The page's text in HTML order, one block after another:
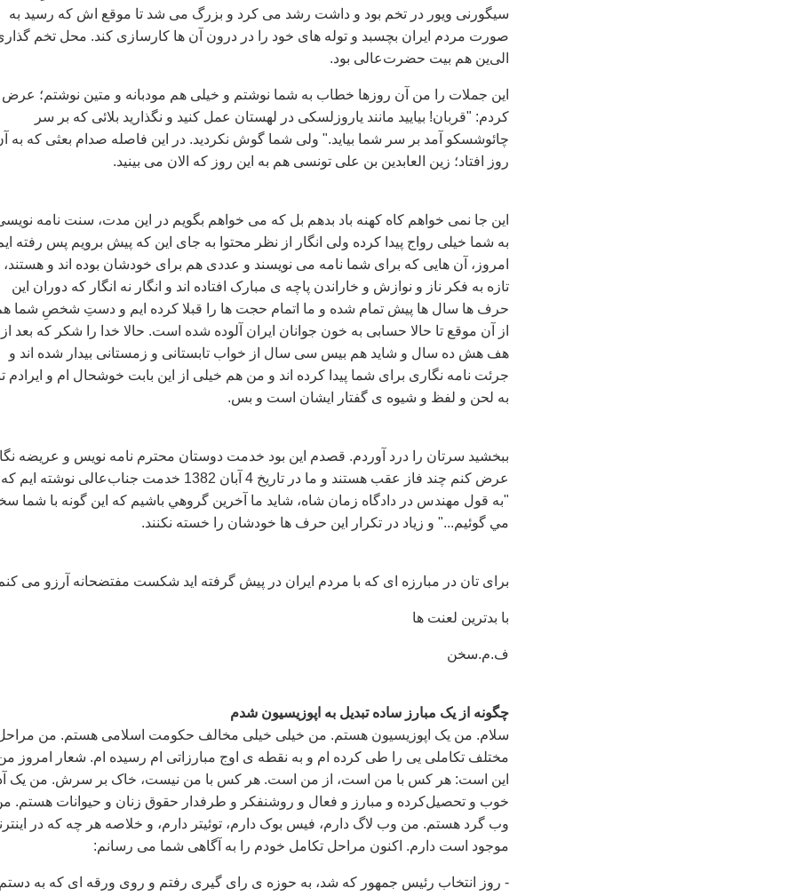
سیگورنی ویور در تخم بود و داشت رشد می کرد و بزرگ می شد تا موقع اش که رسید به
صورت مردم ایران بچسبد و توله های خود را در درون آن ها کارسازی کند. محل تخم
الی‌ین هم بیت حضرت‌عالی بود.
این جملات را من آن روزها خطاب به شما نوشتم و خیلی هم مودبانه و متین نوشتم؛ عرض
کردم: "قربان! بياييد مانند ياروزلسکی در لهستان عمل کنيد و نگذاريد بلائی که بر سر
چائوشسکو آمد بر سر شما بيايد." ولی شما گوش نکردید. در این فاصله صدام بعثی که به
روز افتاد؛ زین العابدین بن علی تونسی هم به این روز که الان می بینید.
این جا نمی خواهم کاه کهنه باد بدهم بل که می خواهم بگویم در این مدت، سنت نامه
به شما خیلی رواج پیدا کرده ولی انگار از نظر محتوا به جای این که پیش برویم پس رفته
امروز، آن هایی که برای شما نامه می نویسند و عددی هم برای خودشان بوده اند و هستند،
تازه به فکر ناز و نوازش و خاراندن پاچه ی مبارک افتاده اند و انگار نه انگار که دوران این
حرف ها سال ها پیش تمام شده و ما اتمام حجت ها را قبلا کرده ایم و دستِ شخصِ شما
از آن موقع تا حالا حسابی به خون جوانان ایران آلوده شده است. حالا خدا را شکر که بعد از
هف هش ده سال و شاید هم بیس سی سال از خواب تابستانی و زمستانی بیدار شده اند و
جرئت نامه نگاری برای شما پیدا کرده اند و من هم خیلی از این بابت خوشحال ام و ایرادم
به لحن و لفظ و شیوه ی گفتار ایشان است و بس.
ببخشید سرتان را درد آوردم. قصدم این بود خدمت دوستان محترم نامه نویس و عریضه
عرض کنم چند فاز عقب هستند و ما در تاریخ 4 آبان 1382 خدمت جناب‌عالی نوشته ایم
"به قول مهندس در دادگاه زمان شاه، شايد ما آخرين گروهي باشيم که اين گونه با شما
مي گوئيم..." و زیاد در تکرار این حرف ها خودشان را خسته نکنند.
برای تان در مبارزه ای که با مردم ایران در پیش گرفته اید شکست مفتضحانه آرزو می
با بدترین لعنت ها
ف.م.سخن
چگونه از یک مبارز ساده تبدیل به اپوزیسیون شدم
سلام. من یک اپوزیسیون هستم. من خیلی خیلی مخالف حکومت اسلامی هستم. من
مختلف تکاملی یی را طی کرده ام و به نقطه ی اوج مبارزاتی ام رسیده ام. شعار امروز
این است: هر کس با من است، از من است. هر کس با من نیست، خاک بر سرش. من یک
خوب و تحصیل‌کرده و مبارز و فعال و روشنفکر و طرفدار حقوق زنان و حیوانات هستم.
وب گرد هستم. من وب لاگ دارم، فیس بوک دارم، توئیتر دارم، و خلاصه هر چه که در
موجود است دارم. اکنون مراحل تکامل خودم را به آگاهی شما می رسانم:
- روز انتخاب رئیس جمهور که شد، به حوزه ی رای گیری رفتم و روی ورقه ای که به دستم